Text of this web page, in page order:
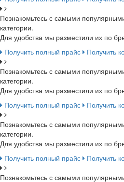
Познакомьтесь с самыми
категории.
Для удобства мы разместили их по
Получить полный прайс
Получить
Познакомьтесь с самыми
категории.
Для удобства мы разместили их по
Получить полный прайс
Получить
Познакомьтесь с самыми
категории.
Для удобства мы разместили их по
Получить полный прайс
Получить
Познакомьтесь с самыми